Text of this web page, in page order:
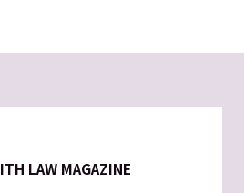
LAW MAGAZINE